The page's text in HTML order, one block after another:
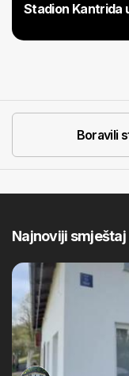
Stadion Kantrida
Boravili
Najnoviji smještaj